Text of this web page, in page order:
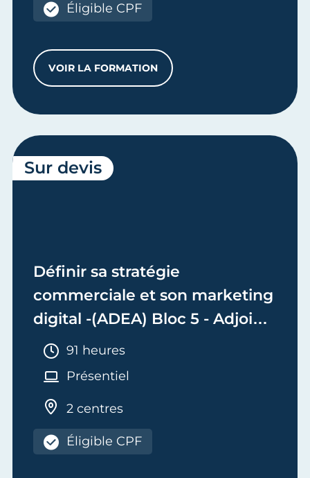
Éligible CPF
VOIR LA FORMATIONASSURER LA RENTABILITÉ ET LA
Définir sa stratégie
commerciale et son marketing
digital -(ADEA) Bloc 5 - Adjoint
de Dirigeant d'Entreprise
Artisanale
Durée :
91 heures
Présentiel
2 centres
Éligible CPF
Sur devis